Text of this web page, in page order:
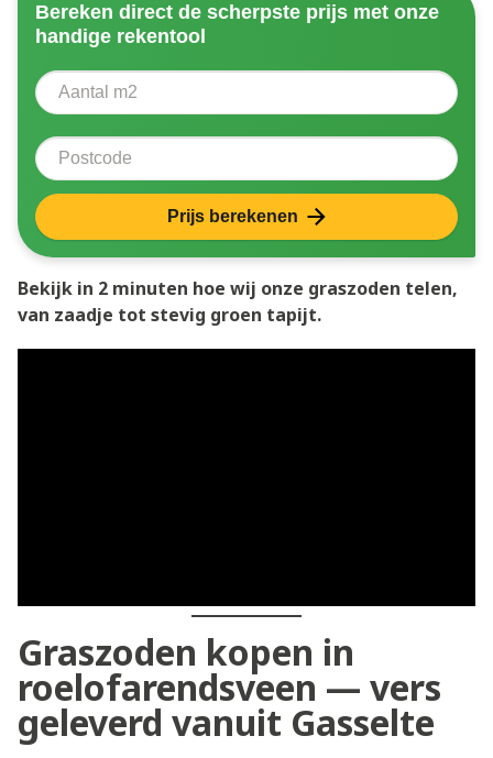
Bereken direct de scherpste prijs met onze
handige rekentool
Aantal vierkante meter
Postcode
Prijs berekenen
Bekijk in 2 minuten hoe wij onze graszoden telen,
van zaadje tot stevig groen tapijt.
Graszoden kopen in
roelofarendsveen — vers
geleverd vanuit Gasselte